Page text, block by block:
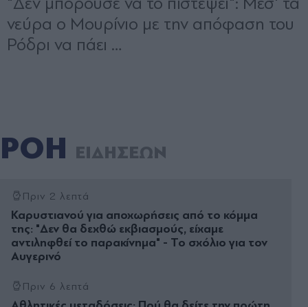
ΡΟΗ ΕΙΔΗΣΕΩΝ
Πριν 2 λεπτά
Καρυστιανού για αποχωρήσεις από το κόμμα
της: "Δεν θα δεχθώ εκβιασμούς, είχαμε
αντιληφθεί το παρακίνημα" - Το σχόλιο για τον
Αυγερινό
Πριν 6 λεπτά